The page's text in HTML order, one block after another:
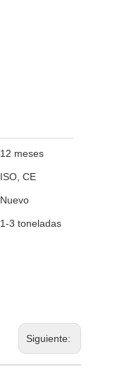
12 meses
ISO, CE
Nuevo
1-3 toneladas
Siguiente: